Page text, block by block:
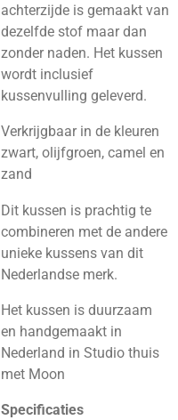
achterzijde is gemaakt van
dezelfde stof maar dan
zonder naden. Het kussen
wordt inclusief
kussenvulling geleverd.
Verkrijgbaar in de kleuren
zwart, olijfgroen, camel en
zand
Dit kussen is prachtig te
combineren met de andere
unieke kussens van dit
Nederlandse merk.
Het kussen is duurzaam
en handgemaakt in
Nederland in Studio thuis
met Moon
Specificaties